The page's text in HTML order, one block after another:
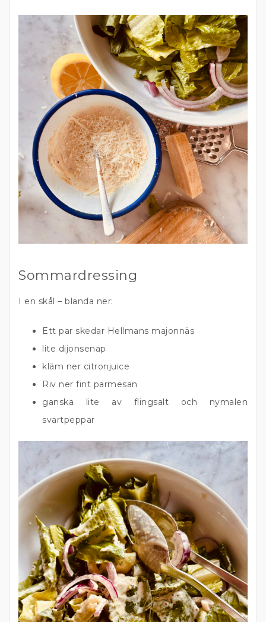
Sommardressing
I en skål – blanda ner:
Ett par skedar Hellmans majonnäs
lite dijonsenap
kläm ner citronjuice
Riv ner fint parmesan
ganska lite av flingsalt och nymalen
svartpeppar